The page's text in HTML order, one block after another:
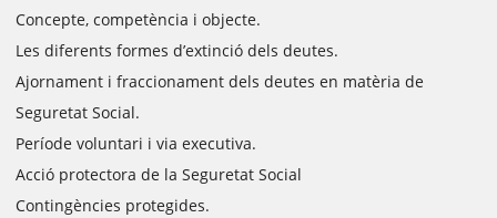
Concepte, competència i objecte.
Les diferents formes d’extinció dels deutes.
Ajornament i fraccionament dels deutes en matèria de
Seguretat Social.
Període voluntari i via executiva.
Acció protectora de la Seguretat Social
Contingències protegides.